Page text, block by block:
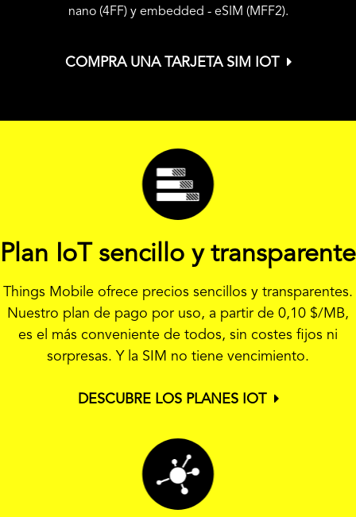
nano (4FF) y embedded - eSIM (MFF2).
COMPRA UNA TARJETA SIM IOT
Plan IoT sencillo y transparente
Things Mobile ofrece precios sencillos y transparentes.
Nuestro plan de pago por uso, a partir de 0,10 $/MB,
es el más conveniente de todos, sin costes fijos ni
sorpresas. Y la SIM no tiene vencimiento.
DESCUBRE LOS PLANES IOT